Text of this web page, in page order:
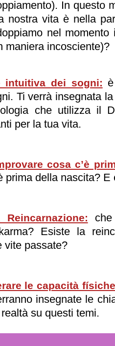
In questo
nostra vita è nella
nel momento
maniera incosciente)?​
intuitiva dei sogni:
Ti verrà insegnata
che utilizza il
per la tua vita.
cosa c’è
prima della nascita?
Esiste la
vite passate?
le capacità
insegnate le
su questi temi.